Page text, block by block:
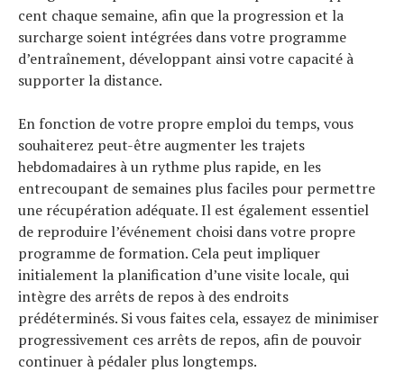
cent chaque semaine, afin que la progression et la
surcharge soient intégrées dans votre programme
d’entraînement, développant ainsi votre capacité à
supporter la distance.
En fonction de votre propre emploi du temps, vous
souhaiterez peut-être augmenter les trajets
hebdomadaires à un rythme plus rapide, en les
entrecoupant de semaines plus faciles pour permettre
une récupération adéquate. Il est également essentiel
de reproduire l’événement choisi dans votre propre
programme de formation. Cela peut impliquer
initialement la planification d’une visite locale, qui
intègre des arrêts de repos à des endroits
prédéterminés. Si vous faites cela, essayez de minimiser
progressivement ces arrêts de repos, afin de pouvoir
continuer à pédaler plus longtemps.